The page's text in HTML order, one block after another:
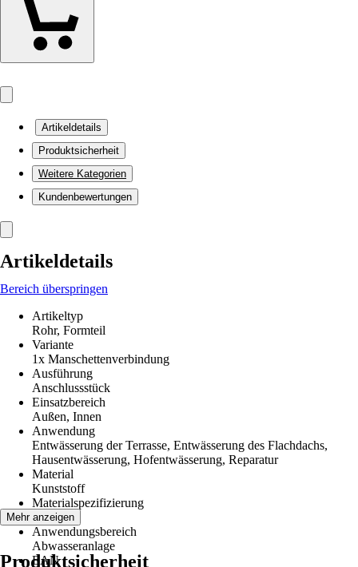
Artikeldetails
Produktsicherheit
Weitere Kategorien
Kundenbewertungen
Artikeldetails
Bereich überspringen
Artikeltyp
Rohr, Formteil
Variante
1x Manschettenverbindung
Ausführung
Anschlussstück
Einsatzbereich
Außen, Innen
Anwendung
Entwässerung der Terrasse, Entwässerung des Flachdachs,
Hausentwässerung, Hofentwässerung, Reparatur
Material
Kunststoff
Materialspezifizierung
Gummi
Anwendungsbereich
Abwasseranlage
EAN
Mehr anzeigen
Produktsicherheit